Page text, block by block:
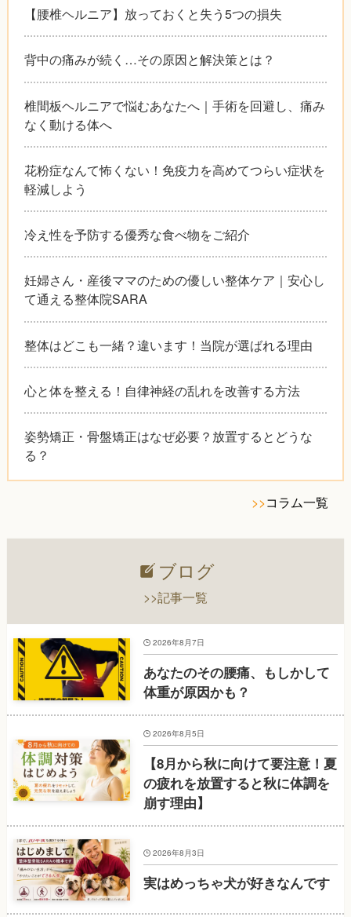
【腰椎ヘルニア】放っておくと失う5つの損失
背中の痛みが続く…その原因と解決策とは？
椎間板ヘルニアで悩むあなたへ｜手術を回避し、痛み
なく動ける体へ
花粉症なんて怖くない！免疫力を高めてつらい症状を
軽減しよう
冷え性を予防する優秀な食べ物をご紹介
妊婦さん・産後ママのための優しい整体ケア｜安心し
て通える整体院SARA
整体はどこも一緒？違います！当院が選ばれる理由
心と体を整える！自律神経の乱れを改善する方法
姿勢矯正・骨盤矯正はなぜ必要？放置するとどうな
る？
>>コラム一覧
ブログ
>>記事一覧
あなたのその腰痛、もしかして
体重が原因かも？
2026年8月7日
【8月から秋に向けて要注意！夏
の疲れを放置すると秋に体調を
崩す理由】
2026年8月5日
実はめっちゃ犬が好きなんです
2026年8月3日